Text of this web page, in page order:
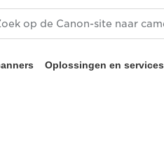
Oplossingen en services